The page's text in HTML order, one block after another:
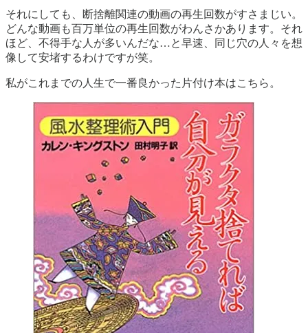
それにしても、断捨離関連の動画の再生回数がすさまじい。
どんな動画も百万単位の再生回数がわんさかあります。それ
ほど、不得手な人が多いんだな…と早速、同じ穴の人々を想
像して安堵するわけですが笑。
私がこれまでの人生で一番良かった片付け本はこちら。